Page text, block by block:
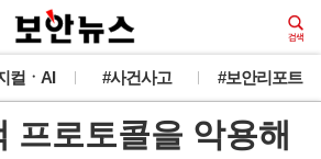
컬ㆍAI #사건사고 #보안리포트
프로토콜을 악용해